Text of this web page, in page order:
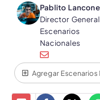
Pablito Lancone
Director
Escenarios
Nacionales
Agregar Escenarios